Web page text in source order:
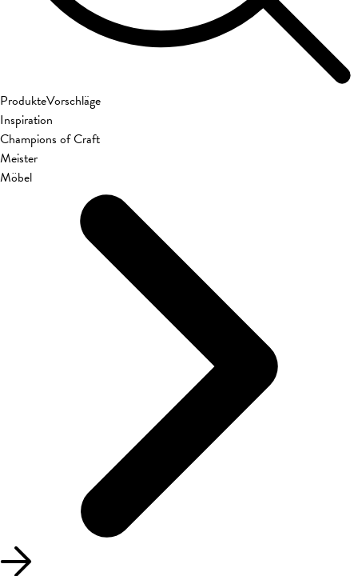
ProdukteVorschläge
Inspiration
Champions of Craft
Meister
Möbel